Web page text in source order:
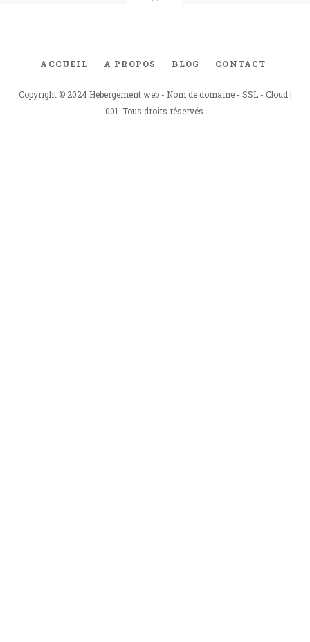
Footer
menu
ACCUEIL A PROPOS BLOG CONTACT
Copyright © 2024 Hébergement web - Nom de domaine - SSL - Cloud |
001. Tous droits réservés.